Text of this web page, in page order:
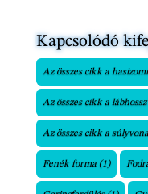
Kapcsolódó
Az összes cikk a
Az összes cikk a
Az összes cikk a
Fenék forma(1)